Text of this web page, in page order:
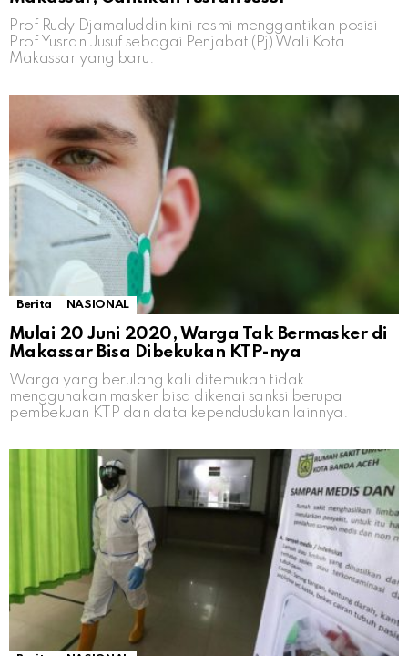
Prof Rudy Djamaluddin kini resmi menggantikan posisi
Prof Yusran Jusuf sebagai Penjabat (Pj) Wali Kota
Makassar yang baru.
Berita NASIONAL
Mulai 20 Juni 2020, Warga Tak Bermasker di
Makassar Bisa Dibekukan KTP-nya
Warga yang berulang kali ditemukan tidak
menggunakan masker bisa dikenai sanksi berupa
pembekuan KTP dan data kependudukan lainnya.